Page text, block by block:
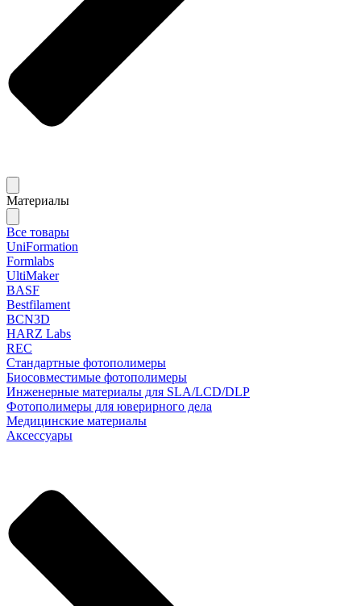
Материалы
Все товары
UniFormation
Formlabs
UltiMaker
BASF
Bestfilament
BCN3D
HARZ Labs
REC
Стандартные фотополимеры
Биосовместимые фотополимеры
Инженерные материалы для SLA/LCD/DLP
Фотополимеры для юверирного дела
Медицинские материалы
Аксессуары